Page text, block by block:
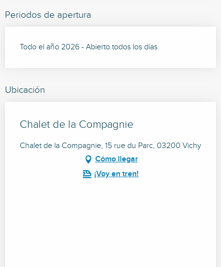
Periodos de apertura
Todo el año 2026 - Abierto todos los días
Ubicación
Chalet de la Compagnie
Chalet de la Compagnie, 15 rue du Parc, 03200 Vichy
Cómo llegar
¡Voy en tren!